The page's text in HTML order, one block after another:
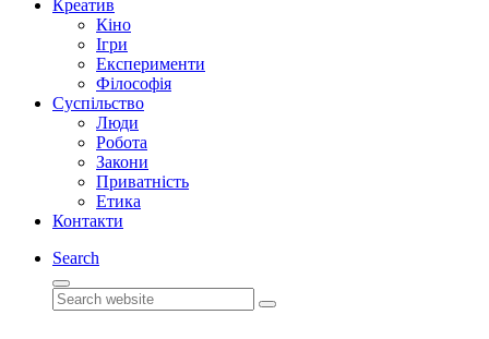
Креатив
Кіно
Ігри
Експерименти
Філософія
Суспільство
Люди
Робота
Закони
Приватність
Етика
Контакти
Search
Search